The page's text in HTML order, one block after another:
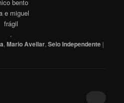
bento
e miguel
frágil
.
,Mario Avellar,Selo Independente |